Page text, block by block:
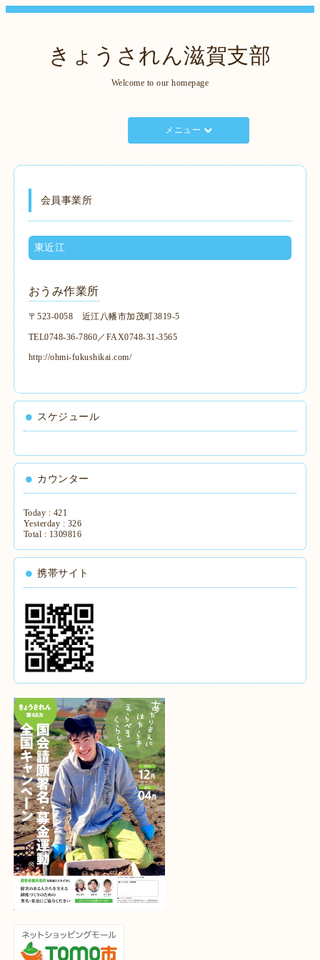
きょうされん滋賀支部
Welcome to our homepage
メニュー
会員事業所
東近江
おうみ作業所
〒523-0058 近江八幡市加茂町3819-5
TEL0748-36-7860／FAX0748-31-3565
http://ohmi-fukushikai.com/
スケジュール
カウンター
Today : 421
Yesterday : 326
Total : 1309816
携帯サイト